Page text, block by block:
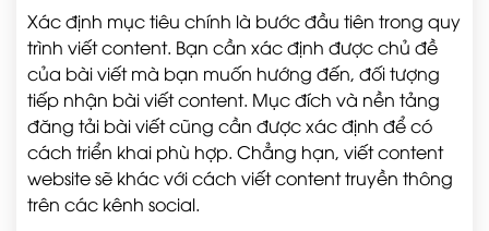
Xác định mục tiêu chính là bước đầu tiên trong quy
trình viết content. Bạn cần xác định được chủ đề
của bài viết mà bạn muốn hướng đến, đối tượng
tiếp nhận bài viết content. Mục đích và nền tảng
đăng tải bài viết cũng cần được xác định để có
cách triển khai phù hợp. Chẳng hạn, viết content
website sẽ khác với cách viết content truyền thông
trên các kênh social.